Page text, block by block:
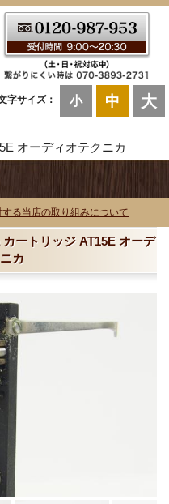
字サイズ： 小 中 大
オーディオテクニカ
る当店の取り組みについて
ートリッジ AT15E オーデ
カ